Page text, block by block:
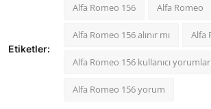
Etiketler:
Alfa Romeo 156 Alfa Romeo
Alfa Romeo 156 alınır mı Alfa
Alfa Romeo 156 kullanıcı yorumları
Alfa Romeo 156 yorum